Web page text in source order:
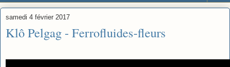
samedi 4 février 2017
Klô Pelgag - Ferrofluides-fleurs